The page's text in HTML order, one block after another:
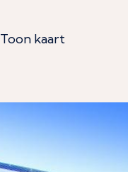
Toon kaart